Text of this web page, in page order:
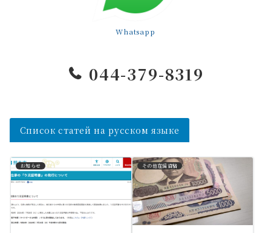
Whatsapp
044-379-8319
Список статей на русском языке
お知らせ その他在留資格